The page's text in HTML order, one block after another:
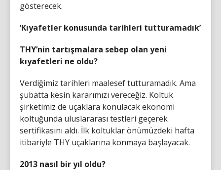
gösterecek.
‘Kıyafetler konusunda tarihleri tutturamadık’
THY’nin tartışmalara sebep olan yeni
kıyafetleri ne oldu?
Verdiğimiz tarihleri maalesef tutturamadık. Ama
şubatta kesin kararımızı vereceğiz. Koltuk
şirketimiz de uçaklara konulacak ekonomi
koltuğunda uluslararası testleri geçerek
sertifikasını aldı. İlk koltuklar önümüzdeki hafta
itibariyle THY uçaklarına konmaya başlayacak.
2013 nasıl bir yıl oldu?